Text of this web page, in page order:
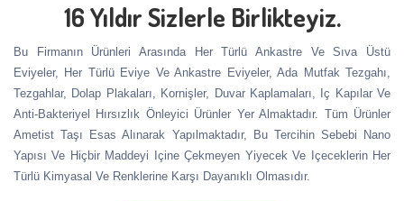
16 Yıldır Sizlerle Birlikteyiz.
Bu Firmanın Ürünleri Arasında Her Türlü Ankastre Ve Sıva Üstü
Eviyeler, Her Türlü Eviye Ve Ankastre Eviyeler, Ada Mutfak Tezgahı,
Tezgahlar, Dolap Plakaları, Kornişler, Duvar Kaplamaları, Iç Kapılar Ve
Anti-Bakteriyel Hırsızlık Önleyici Ürünler Yer Almaktadır. Tüm Ürünler
Ametist Taşı Esas Alınarak Yapılmaktadır, Bu Tercihin Sebebi Nano
Yapısı Ve Hiçbir Maddeyi Içine Çekmeyen Yiyecek Ve Içeceklerin Her
Türlü Kimyasal Ve Renklerine Karşı Dayanıklı Olmasıdır.